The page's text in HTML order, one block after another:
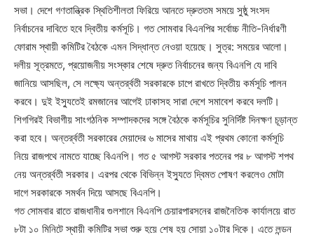
সভা। দেশে গণতান্ত্রিক স্থিতিশীলতা ফিরিয়ে আনতে দ্রুততম সময়ে সুষ্ঠু সংসদ
নির্বাচনের দাবিতে হবে দ্বিতীয় কর্মসূচি। গত সোমবার বিএনপির সর্বোচ্চ নীতি-নির্ধারণী
ফোরাম স্থায়ী কমিটির বৈঠকে এমন সিদ্ধান্ত নেওয়া হয়েছে। সুত্র: সময়ের আলো।
দলীয় সূত্রমতে, প্রয়োজনীয় সংস্কার শেষে দ্রুত নির্বাচনের জন্য বিএনপি যে দাবি
জানিয়ে আসছিল, সে লক্ষ্যে অন্তর্র্বতী সরকারকে চাপে রাখতে দ্বিতীয় কর্মসূচি পালন
করবে। দুই ইস্যুতেই রমজানের আগেই ঢাকাসহ সারা দেশে সমাবেশ করবে দলটি।
শিগগিরই বিভাগীয় সাংগঠনিক সম্পাদকদের সঙ্গে বৈঠকে কর্মসূচির সুনির্দিষ্ট দিনক্ষণ চূড়ান্ত
করা হবে। অন্তর্র্বতী সরকারের মেয়াদের ৬ মাসের মাথায় এই প্রথম কোনো কর্মসূচি
নিয়ে রাজপথে নামতে যাচ্ছে বিএনপি। গত ৫ আগস্ট সরকার পতনের পর ৮ আগস্ট শপথ
নেয় অন্তর্র্বতী সরকার। এরপর থেকে বিভিন্ন ইস্যুতে দ্বিমত পোষণ করলেও মোটা
দাগে সরকারকে সমর্থন দিয়ে আসছে বিএনপি।
গত সোমবার রাতে রাজধানীর গুলশানে বিএনপি চেয়ারপারসনের রাজনৈতিক কার্যালয়ে রাত
৮টা ১০ মিনিটে স্থায়ী কমিটির সভা শুরু হয়ে শেষ হয় সোয়া ১০টার দিকে। এতে লন্ডন